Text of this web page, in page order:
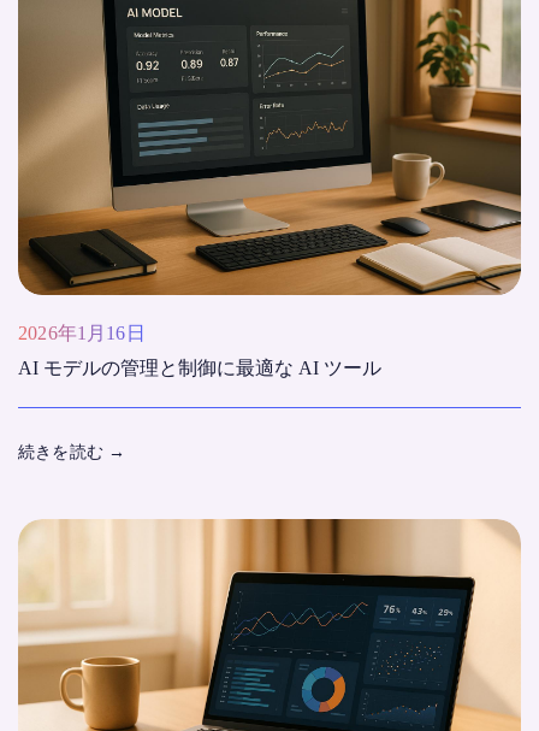
2026年1月16日
AI モデルの管理と制御に最適な AI ツール
続きを読む →